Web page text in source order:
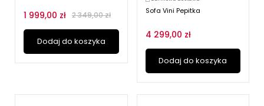
1 999,00 zł 2 349,00 zł
Dodaj do koszyka
Sofa Vini Pepitka
4 299,00 zł
Dodaj do koszyka